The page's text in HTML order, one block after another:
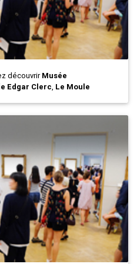
découvrirMusée
Edgar Clerc, Le Moule